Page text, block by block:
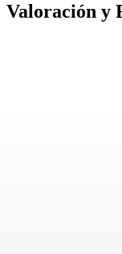
Valoración y